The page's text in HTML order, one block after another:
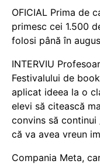
OFICIAL Prima de
primesc cei 1.500
folosi până în
INTERVIU
Festivalului de
aplicat ideea la o
elevi să citească
convins să
că va avea vreun
Compania Meta,